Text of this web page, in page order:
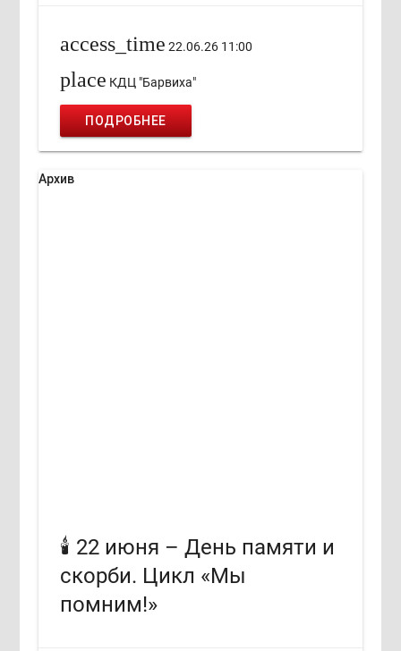
access_time 22.06.26 11:00
place КДЦ "Барвиха"
ПОДРОБНЕЕ
Архив
🕯️ 22 июня – День памяти и
скорби. Цикл «Мы
помним!»